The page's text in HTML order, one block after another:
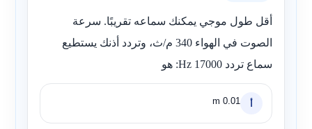
أقل طول موجي يمكنك سماعه تقريبًا. سرعة
الصوت في الهواء 340 م/ث، وتردد أذنك يستطيع
سماع تردد 17000 Hz: هو
أ 0.01 m